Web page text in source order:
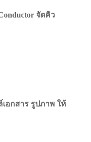
จัดคิว
อกสาร รูปภาพ ให้